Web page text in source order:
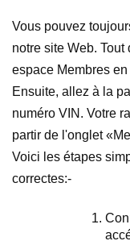
Vous pouvez
notre site Web.
espace Membres
Ensuite, allez à la
numéro VIN. Votre
partir de l'onglet
Voici les étapes
correctes:-